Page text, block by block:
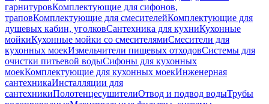
гарнитуровКомплектующие для сифонов,
траповКомплектующие для смесителейКомплектующие для
душевых кабин, уголковСантехника для кухниКухонные
мойкиКухонные мойки со смесителямиСмесители для
кухонных моекИзмельчители пищевых отходовСистемы для
очистки питьевой водыСифоны для кухонных
моекКомплектующие для кухонных моекИнженерная
сантехникаИнсталляции для
сантехникиПолотенцесушителиОтвод и подвод водыТрубы